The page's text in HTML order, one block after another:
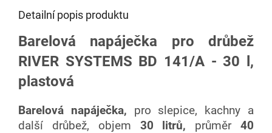
Detailní popis produktu
Barelová napáječka pro drůbež
RIVER SYSTEMS BD 141/A - 30 l,
plastová
Barelová napáječka, pro slepice, kachny a
další drůbež, objem 30 litrů, průměr40